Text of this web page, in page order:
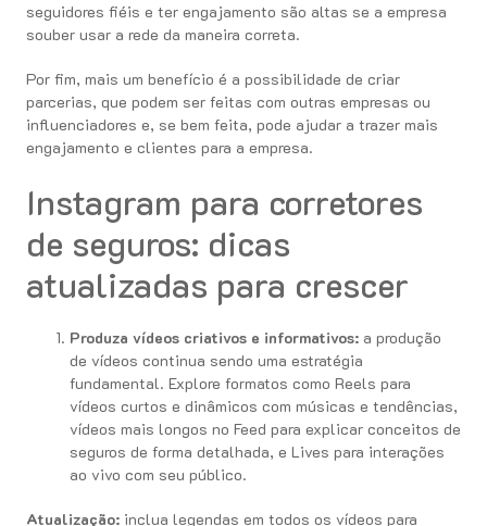
seguidores fiéis e ter engajamento são altas se a empresa
souber usar a rede da maneira correta.
Por fim, mais um benefício é a possibilidade de criar
parcerias, que podem ser feitas com outras empresas ou
influenciadores e, se bem feita, pode ajudar a trazer mais
engajamento e clientes para a empresa.
Instagram para corretores
de seguros: dicas
atualizadas para crescer
Produza vídeos criativos e informativos: a produção
de vídeos continua sendo uma estratégia
fundamental. Explore formatos como Reels para
vídeos curtos e dinâmicos com músicas e tendências,
vídeos mais longos no Feed para explicar conceitos de
seguros de forma detalhada, e Lives para interações
ao vivo com seu público.
Atualização: inclua legendas em todos os vídeos para